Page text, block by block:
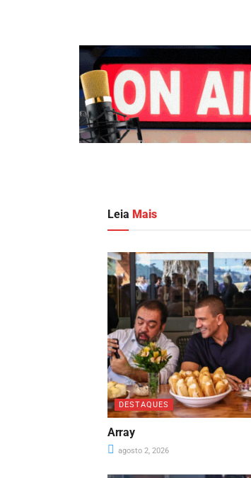
Leia Mais
DESTAQUES
Array
agosto 2, 2026